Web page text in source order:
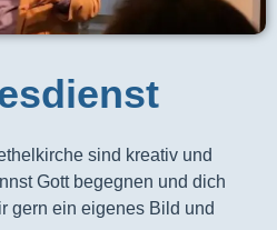
sind kreativ und
Gott begegnen und dich
gern ein eigenes Bild und